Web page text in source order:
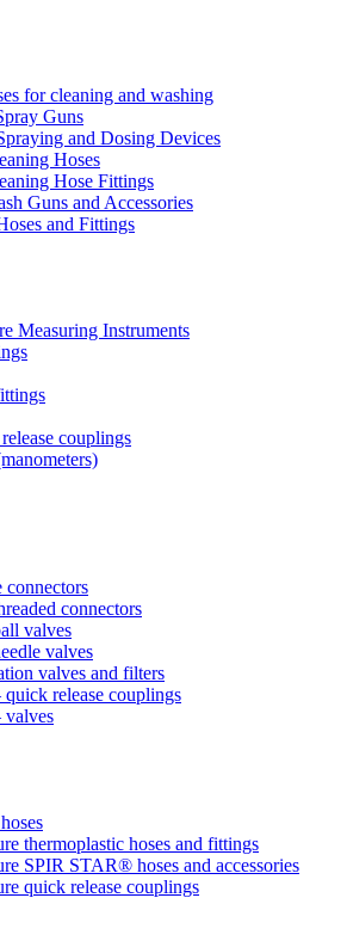
for cleaning and washing
Guns
and Dosing Devices
Hoses
Hose Fittings
Guns and Accessories
and Fittings
Measuring Instruments
couplings
connectors
valves
valves
valves and filters
release couplings
valves
thermoplastic hoses and fittings
SPIR STAR® hoses and accessories
quick release couplings